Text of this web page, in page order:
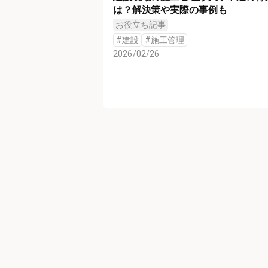
は？解決策や実際の事例も
お役立ち記事
#建設 #施工管理
2026/02/26